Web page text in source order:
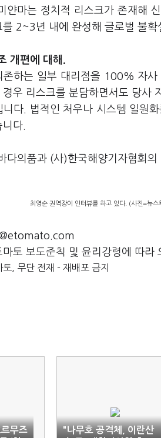
얀마는 정치적 리스크가 존재해
2~3년 내에 완성해 글로벌 불확
개편에 대해.
존하는 일부 대리점을 100% 자사
우 리스크를 분담하면서도 당사
니다. 법적인 처우나 시스템 일원
다.
다의품과 (사)한국해양기자협회의
최영순 권역장이 인터뷰를 하고 있다. (사진=뉴스
토 보도준칙 및 윤리강령에 따라
, 무단 전재 - 재배포 금지
무즈
"나무호 공격체, 이란산